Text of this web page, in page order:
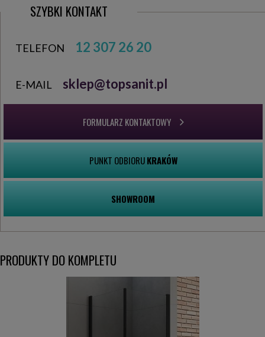
SZYBKI KONTAKT
TELEFON 12 307 26 20
E-MAIL sklep@topsanit.pl
FORMULARZ KONTAKTOWY
PUNKT ODBIORUKRAKÓW
SHOWROOM
PRODUKTY DO KOMPLETU